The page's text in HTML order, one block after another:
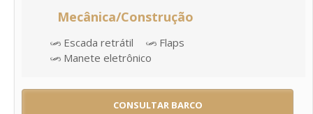
Mecânica/Construção
Escada retrátil
Flaps
Manete eletrônico
CONSULTAR BARCO